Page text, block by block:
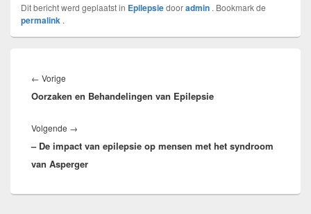
Dit bericht werd geplaatst in Epilepsiedooradmin . Bookmark de
permalink .
navigatie
← Vorige
bericht:
Oorzaken en Behandelingen van Epilepsie
Volgende →
bericht:
– De impact van epilepsie op mensen met het syndroom
van Asperger